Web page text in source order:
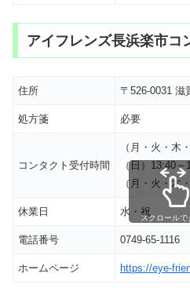
アイフレンズ長浜楽市コ
住所 〒526-0031
処方箋 必要
コンタクト受付時間
（月・火・木
（日）13:40～
（月・火・木
休業日 水・祝
電話番号 0749-65-1116
ホームページ https://eye-
スクロールで